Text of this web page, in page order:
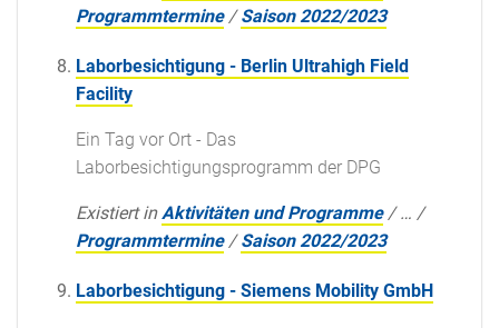
Programmtermine /Saison 2022/2023
Laborbesichtigung - Berlin Ultrahigh Field
Facility
Ein Tag vor Ort - Das
Laborbesichtigungsprogramm der DPG
Existiert in Aktivitäten und Programme /… /
Programmtermine /Saison 2022/2023
Laborbesichtigung - Siemens Mobility GmbH